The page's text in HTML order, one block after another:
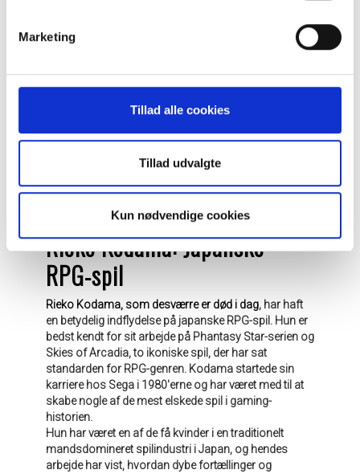
Marketing
Tillad alle cookies
Tillad udvalgte
Kun nødvendige cookies
kvinder i spilindustrien. Som producent på det første
Assassin's Creed-spil var hun med til at skabe
stealth-baserede gameplay, som Assassin's Creed er
Efter sin tid hos Ubisoft har hun arbejdet med flere
store projekter og har været en ledende kraft hos
at lede store produktioner og skabe spil, der
kombinerer historisk realisme med spændende
Rieko Kodama: Japanske
RPG-spil
Rieko Kodama, som desværre er død i dag, har haft
en betydelig indflydelse på japanske RPG-spil. Hun er
bedst kendt for sit arbejde på Phantasy Star-serien og
Skies of Arcadia, to ikoniske spil, der har sat
standarden for RPG-genren. Kodama startede sin
karriere hos Sega i 1980'erne og har været med til at
skabe nogle af de mest elskede spil i gaming-
historien.
Hun har været en af de få kvinder i en traditionelt
mandsdomineret spilindustri i Japan, og hendes
arbejde har vist, hvordan dybe fortællinger og